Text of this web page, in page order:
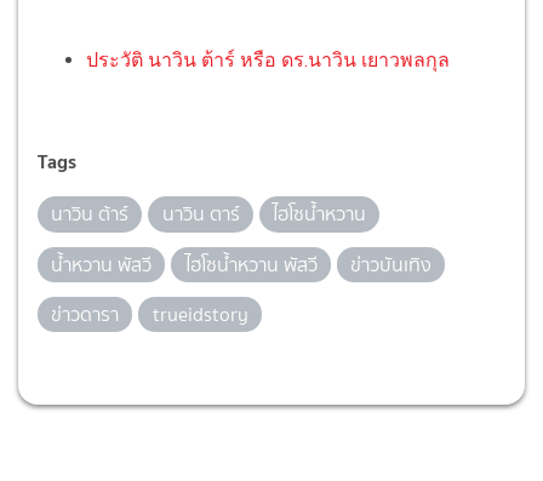
ประวัติ นาวิน ต้าร์ หรือ ดร.นาวิน เยาวพลกุล
Tags
นาวิน ต้าร์ นาวิน ตาร์
ไฮโซน้ำหวาน
น้ำหวาน พัสวี
ไฮโซน้ำหวาน พัสวี
ข่าวบันเทิง
ข่าวดารา
trueidstory